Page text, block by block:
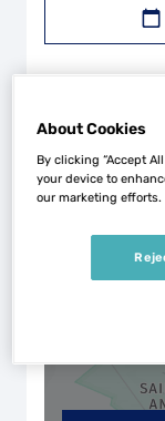
About Cookies
By clicking “Accept
your device to
our marketing efforts.